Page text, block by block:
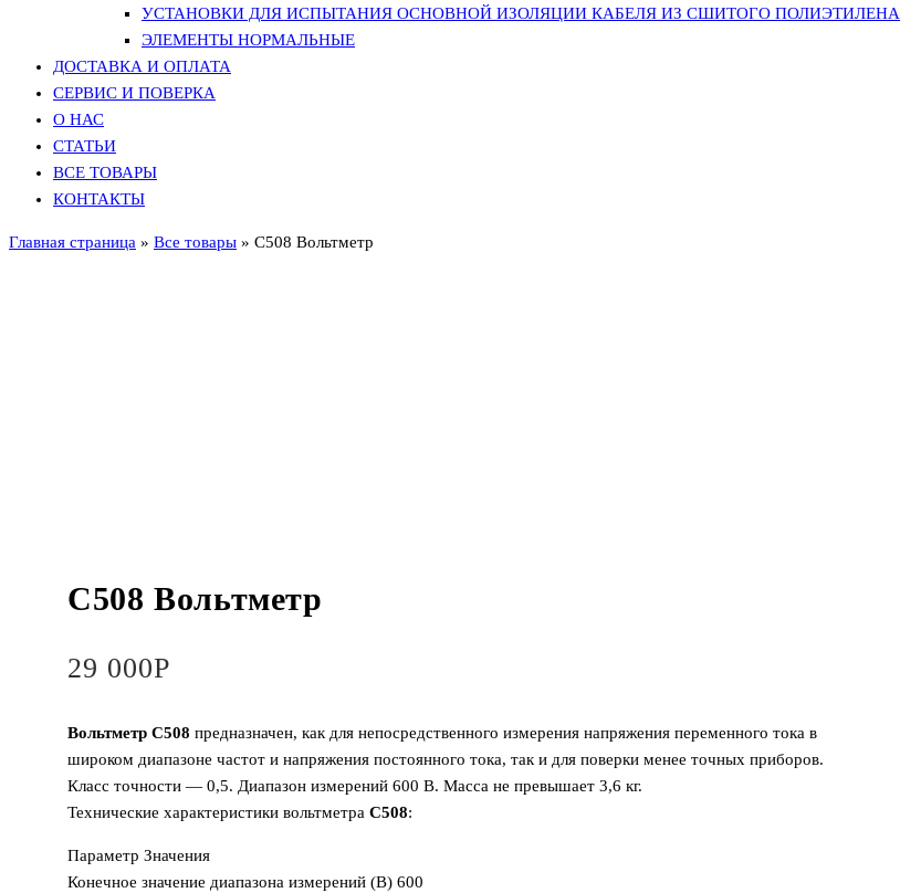
УСТАНОВКИ ДЛЯ ИСПЫТАНИЯ ОСНОВНОЙ ИЗОЛЯЦИИ КАБЕЛЯ ИЗ СШИТОГО ПОЛИЭТИЛЕНА
ЭЛЕМЕНТЫ НОРМАЛЬНЫЕ
ДОСТАВКА И ОПЛАТА
СЕРВИС И ПОВЕРКА
О НАС
СТАТЬИ
ВСЕ ТОВАРЫ
КОНТАКТЫ
Главная страница » Все товары » С508 Вольтметр
С508 Вольтметр
29 000Р
Вольтметр С508 предназначен, как для непосредственного измерения напряжения переменного тока в
широком диапазоне частот и напряжения постоянного тока, так и для поверки менее точных приборов.
Класс точности — 0,5. Диапазон измерений 600 В. Масса не превышает 3,6 кг.
Технические характеристики вольтметраС508:
Параметр Значения
Конечное значение диапазона измерений (В) 600